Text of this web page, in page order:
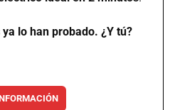
lo han probado. ¿Y tú?